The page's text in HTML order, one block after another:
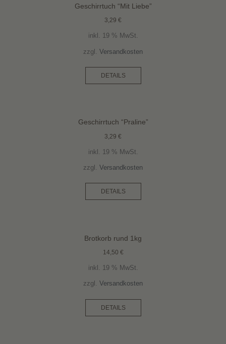
Geschirrtuch “Mit Liebe”
3,29 €
inkl. 19 % MwSt.
zzgl. Versandkosten
DETAILS
Geschirrtuch “Praline”
3,29 €
inkl. 19 % MwSt.
zzgl. Versandkosten
DETAILS
Brotkorb rund 1kg
14,50 €
inkl. 19 % MwSt.
zzgl. Versandkosten
DETAILS